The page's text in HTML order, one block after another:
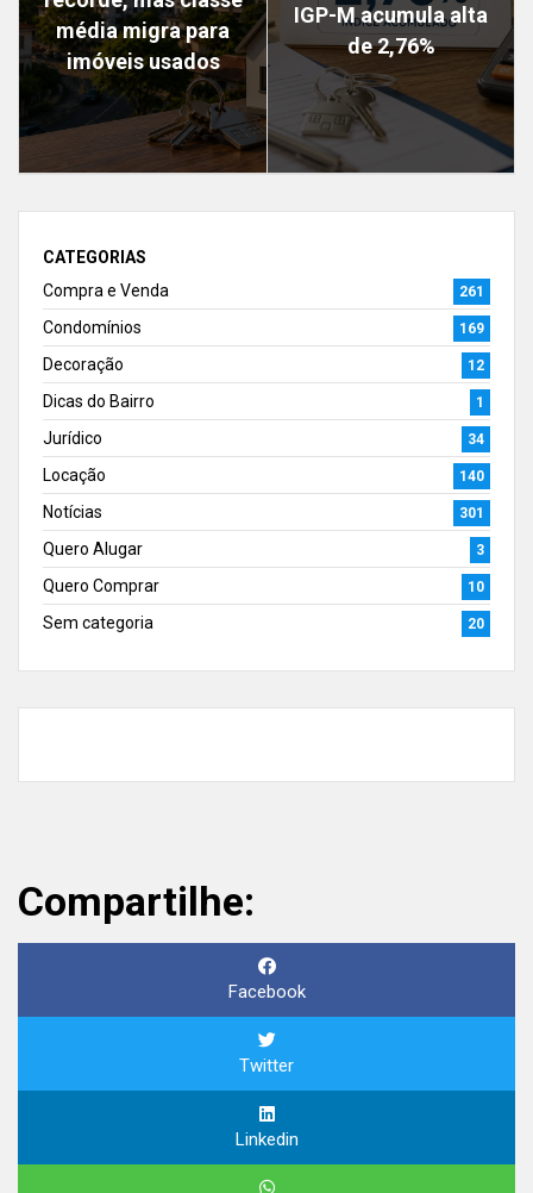
média migra para
imóveis usados
IGP-M acumula alta
de 2,76%
CATEGORIAS
Compra e Venda
261
Condomínios 169
Decoração 12
Dicas do Bairro 1
Jurídico 34
Locação 140
Notícias 301
Quero Alugar 3
Quero Comprar 10
Sem categoria 20
Compartilhe:
Facebook
Twitter
Linkedin